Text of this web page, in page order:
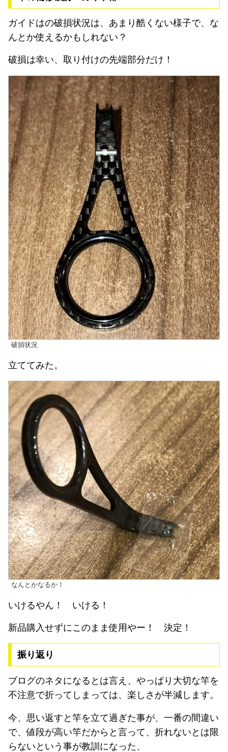
ガイドはの破損状況は、あまり酷くない様子で、な
んとか使えるかもしれない？
破損は幸い、取り付けの先端部分だけ！
破損状況
立ててみた。
なんとかなるか！
いけるやん！ いける！
新品購入せずにこのまま使用やー！ 決定！
振り返り
ブログのネタになるとは言え、やっぱり大切な竿を
不注意で折ってしまっては、楽しさが半減します。
今、思い返すと竿を立て過ぎた事が、一番の間違い
で、値段が高い竿だからと言って、折れないとは限
らないという事が教訓になった、